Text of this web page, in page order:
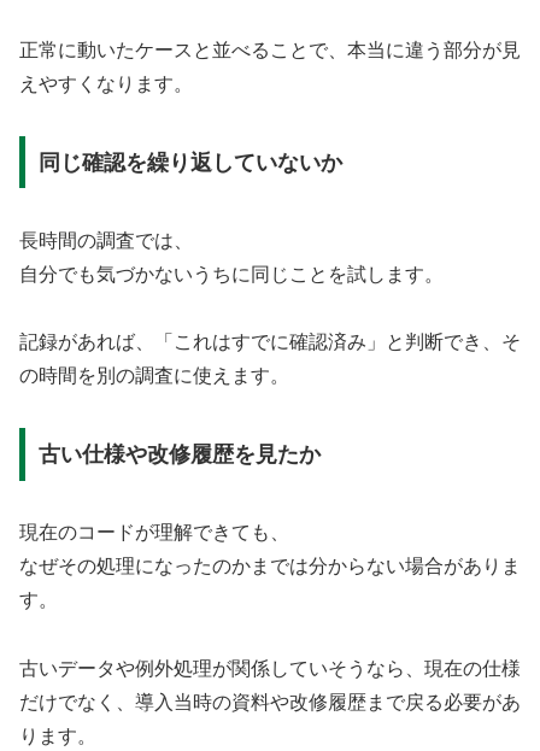
正常に動いたケースと並べることで、本当に違う部分が見
えやすくなります。
同じ確認を繰り返していないか
長時間の調査では、
自分でも気づかないうちに同じことを試します。
記録があれば、「これはすでに確認済み」と判断でき、そ
の時間を別の調査に使えます。
古い仕様や改修履歴を見たか
現在のコードが理解できても、
なぜその処理になったのかまでは分からない場合がありま
す。
古いデータや例外処理が関係していそうなら、現在の仕様
だけでなく、導入当時の資料や改修履歴まで戻る必要があ
ります。